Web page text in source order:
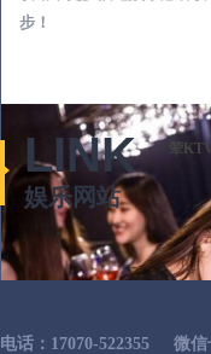
步！
LINK
娱乐网站
荤
电话：17070-522355 微信